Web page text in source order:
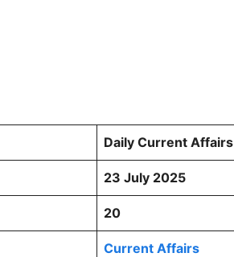
Daily Current Affairs
23 July 2025
20
Current Affairs